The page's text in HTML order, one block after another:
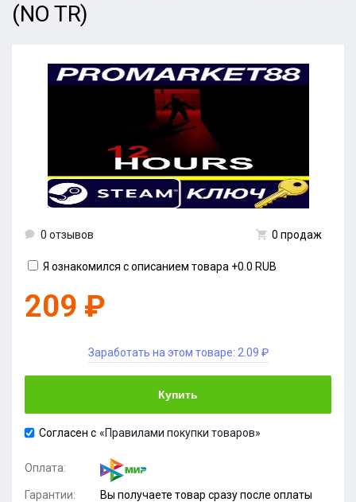
(NO TR)
0 отзывов 0 продаж
Я ознакомился с описанием товара +0.0 RUB
209 ₽
Заработать на этом товаре: 2.09 ₽
Купить
Согласен с «Правилами покупки товаров»
Оплата:
Гарантии: Вы получаете товар сразу после оплаты